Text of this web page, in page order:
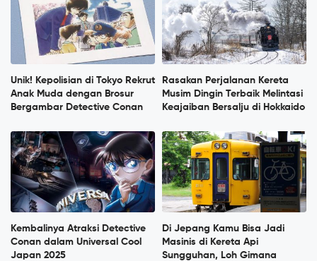
Unik! Kepolisian di Tokyo Rekrut
Anak Muda dengan Brosur
Bergambar Detective Conan
Rasakan Perjalanan Kereta
Musim Dingin Terbaik Melintasi
Keajaiban Bersalju di Hokkaido
Kembalinya Atraksi Detective
Conan dalam Universal Cool
Japan 2025
Di Jepang Kamu Bisa Jadi
Masinis di Kereta Api
Sungguhan, Loh Gimana